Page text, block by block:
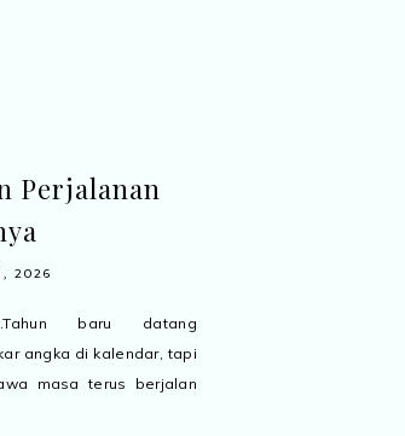
Perjalanan
2026
baru datang
angka di kalendar, tapi
masa terus berjalan